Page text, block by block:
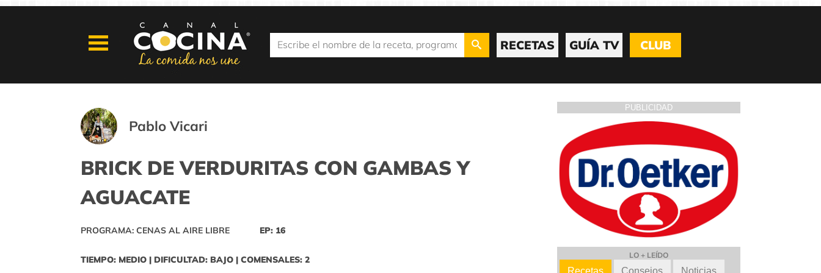
RECETAS GUÍA TV CLUB
Pablo Vicari
BRICK DE VERDURITAS CON GAMBAS Y
AGUACATE
PROGRAMA: CENAS AL AIRE LIBRE EP: 16
TIEMPO: MEDIO | DIFICULTAD: BAJO | COMENSALES: 2
PUBLICIDAD
LO + LEÍDO